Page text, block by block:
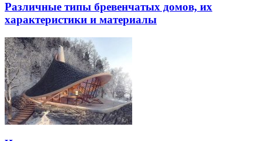
Различные типы бревенчатых домов, их
характеристики и материалы